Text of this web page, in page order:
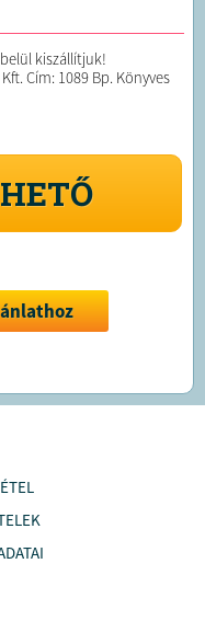
kiszállítjuk!
Cím: 1089 Bp. Könyves